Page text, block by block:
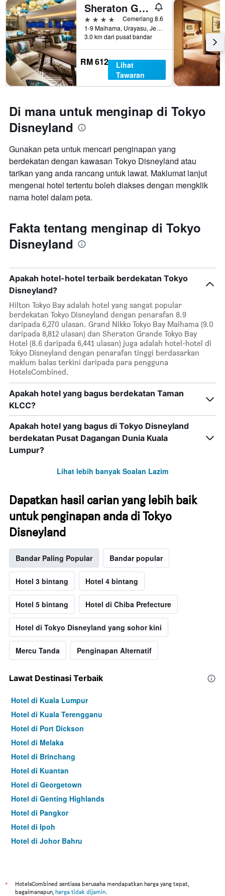
Sheraton Grande Tokyo Bay Hotel
4 bintang
Cemerlang 8.6
1-9 Maihama, Urayasu, Jepun
3.0 km dari pusat bandar
RM 612
Lihat
Tawaran
Di mana untuk menginap di Tokyo
Disneyland
Gunakan peta untuk mencari penginapan yang
berdekatan dengan kawasan Tokyo Disneyland atau
tarikan yang anda rancang untuk lawat. Maklumat lanjut
mengenai hotel tertentu boleh diakses dengan mengklik
nama hotel dalam peta.
Fakta tentang menginap di Tokyo
Disneyland
Apakah hotel-hotel terbaik berdekatan Tokyo
Disneyland?
Hilton Tokyo Bay adalah hotel yang sangat popular
berdekatan Tokyo Disneyland dengan penarafan 8.9
daripada 6,270 ulasan. Grand Nikko Tokyo Bay Maihama (9.0
daripada 8,812 ulasan) dan Sheraton Grande Tokyo Bay
Hotel (8.6 daripada 6,441 ulasan) juga adalah hotel-hotel di
Tokyo Disneyland dengan penarafan tinggi berdasarkan
maklum balas terkini daripada para pengguna
HotelsCombined.
Apakah hotel yang bagus berdekatan Taman
KLCC?
Apakah hotel yang bagus di Tokyo Disneyland
berdekatan Pusat Dagangan Dunia Kuala
Lumpur?
Lihat lebih banyak Soalan Lazim
Dapatkan hasil carian yang lebih baik
untuk penginapan anda di Tokyo
Disneyland
Bandar Paling Popular Bandar popular
Hotel 3 bintang Hotel 4 bintang
Hotel 5 bintang Hotel di Chiba Prefecture
Hotel di Tokyo Disneyland yang sohor kini
Mercu Tanda Penginapan Alternatif
Lawat Destinasi Terbaik
Hotel di Kuala Lumpur
Hotel di Kuala Terengganu
Hotel di Port Dickson
Hotel di Melaka
Hotel di Brinchang
Hotel di Kuantan
Hotel di Georgetown
Hotel di Genting Highlands
Hotel di Pangkor
Hotel di Ipoh
Hotel di Johor Bahru
Hotel di Kuching
*
HotelsCombined sentiasa berusaha mendapatkan harga yang tepat,
bagaimanapun, harga tidak dijamin.